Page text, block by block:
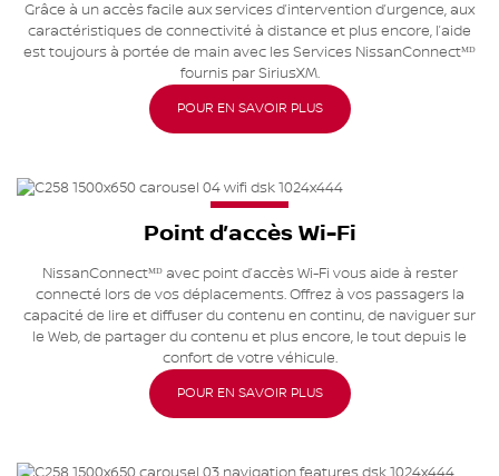
Grâce à un accès facile aux services d’intervention d’urgence, aux
caractéristiques de connectivité à distance et plus encore, l’aide
est toujours à portée de main avec les Services NissanConnectᴹᴰ
fournis par SiriusXM.
POUR EN SAVOIR PLUS
Point d’accès Wi-Fi
NissanConnectᴹᴰ avec point d’accès Wi-Fi vous aide à rester
connecté lors de vos déplacements. Offrez à vos passagers la
capacité de lire et diffuser du contenu en continu, de naviguer sur
le Web, de partager du contenu et plus encore, le tout depuis le
confort de votre véhicule.
POUR EN SAVOIR PLUS